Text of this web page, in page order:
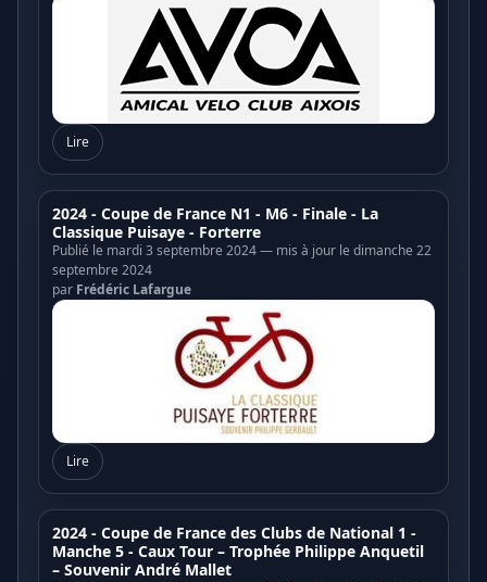
Lire
2024 - Coupe de France N1 - M6 - Finale - La
Classique Puisaye - Forterre
Publié le mardi 3 septembre 2024 — mis à jour le dimanche 22
septembre 2024
par Frédéric Lafargue
Lire
2024 - Coupe de France des Clubs de National 1 -
Manche 5 - Caux Tour – Trophée Philippe Anquetil
– Souvenir André Mallet